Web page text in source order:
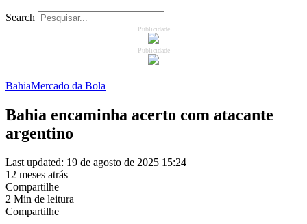
Search
Publicidade
Publicidade
BahiaMercado da Bola
Bahia encaminha acerto com atacante
argentino
Last updated: 19 de agosto de 2025 15:24
12 meses atrás
Compartilhe
2 Min de leitura
Compartilhe